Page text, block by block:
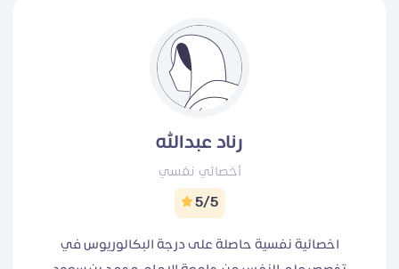
رناد عبدالله
أخصائي نفسي
5/5
اخصائية نفسية حاصلة على درجة البكالوريوس في